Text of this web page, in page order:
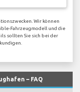
Wir können
Fahrzeugmodell und die
sollten Sie sich bei der
– FAQ